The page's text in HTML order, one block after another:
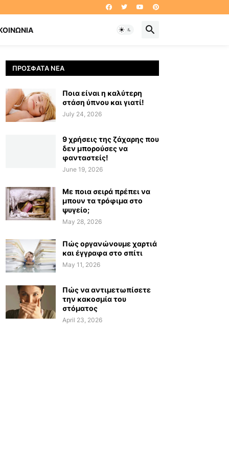
ΠΡΌΣΦΑΤΑ ΝΈΑ
Ποια είναι η καλύτερη
στάση ύπνου και γιατί!
July 24, 2026
9 χρήσεις της ζάχαρης που
δεν μπορούσες να
φανταστείς!
June 19, 2026
Με ποια σειρά πρέπει να
μπουν τα τρόφιμα στο
ψυγείο;
May 28, 2026
Πώς οργανώνουμε χαρτιά
και έγγραφα στο σπίτι
May 11, 2026
Πώς να αντιμετωπίσετε
την κακοσμία του
στόματος
April 23, 2026